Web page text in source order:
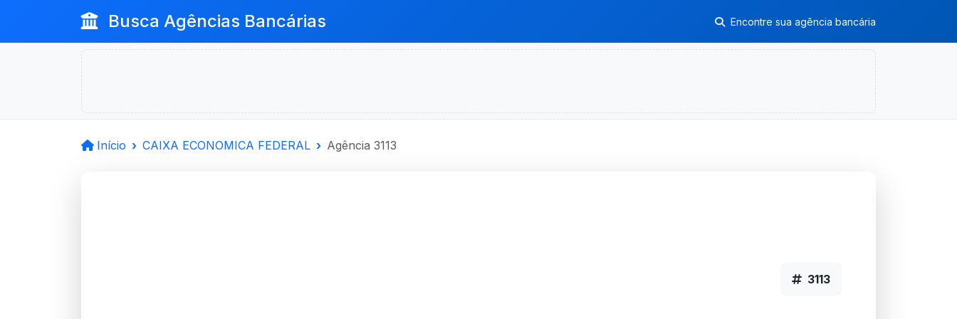
Busca Agências Bancárias Encontre sua agência bancária
Início CAIXA ECONOMICA FEDERAL Agência 3113
3113